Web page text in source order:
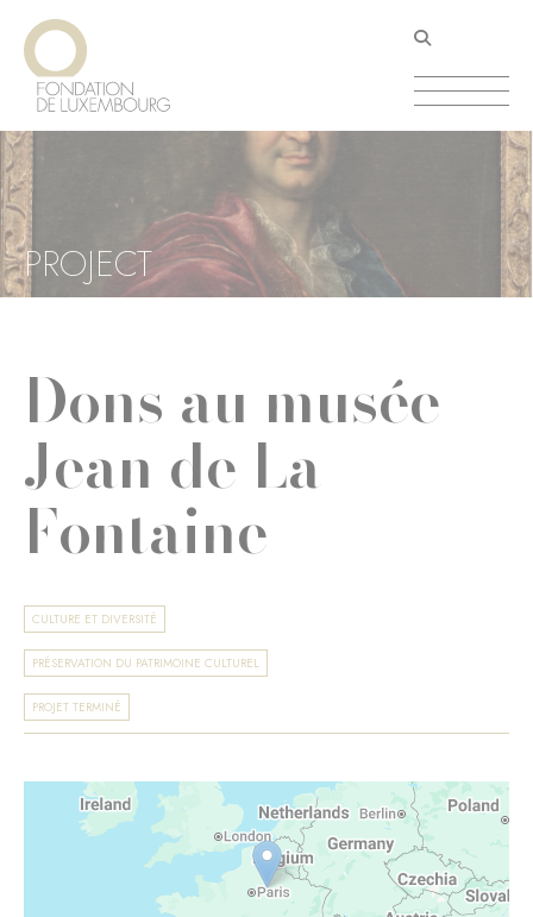
Aller
contenu
principal
PROJECT
Dons au musée
Jean de La
Fontaine
CULTURE ET DIVERSITÉ
PRÉSERVATION DU PATRIMOINE CULTUREL
PROJET TERMINÉ
Panneau de gestion des cookies